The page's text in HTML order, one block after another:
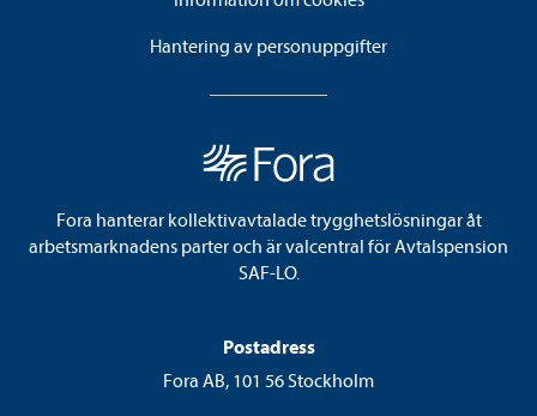
Hantering av personuppgifter
Fora hanterar kollektivavtalade trygghetslösningar åt
arbetsmarknadens parter och är valcentral för Avtalspension
SAF-LO.
Postadress
Fora AB, 101 56 Stockholm